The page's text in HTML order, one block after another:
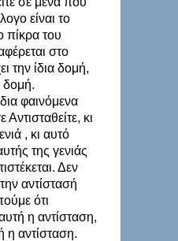
είναι το
πίκρα του
στο
την ίδια δομή,
δομή.
φαινόμενα
Αντισταθείτε, κι
, κι αυτό
της γενιάς
Δεν
αντίστασή
ότι
η αντίσταση,
η αντίσταση.